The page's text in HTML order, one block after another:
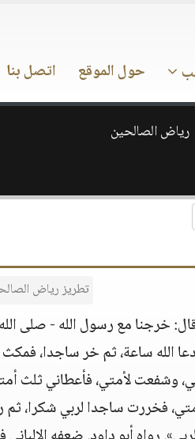
حول الموقع اتصل بنا
رياض الصالحين
تطريز رياض
خرجنا مع رسول الله - صلى الله
الله ساعة، ثم خر ساجدا،
وشفعت لأمتي، فأعطاني ثلث
فخررت ساجدا لربي شكرا،